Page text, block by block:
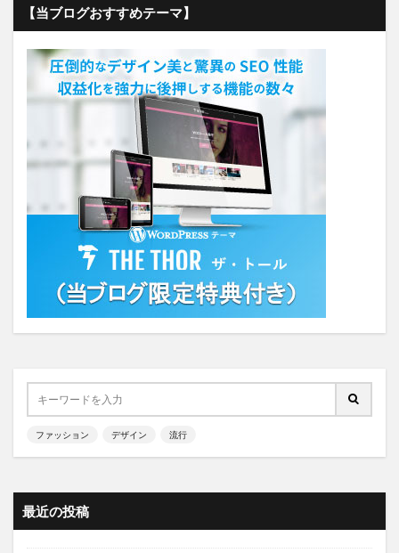
【当ブログおすすめテーマ】
ファッション デザイン 流行
最近の投稿